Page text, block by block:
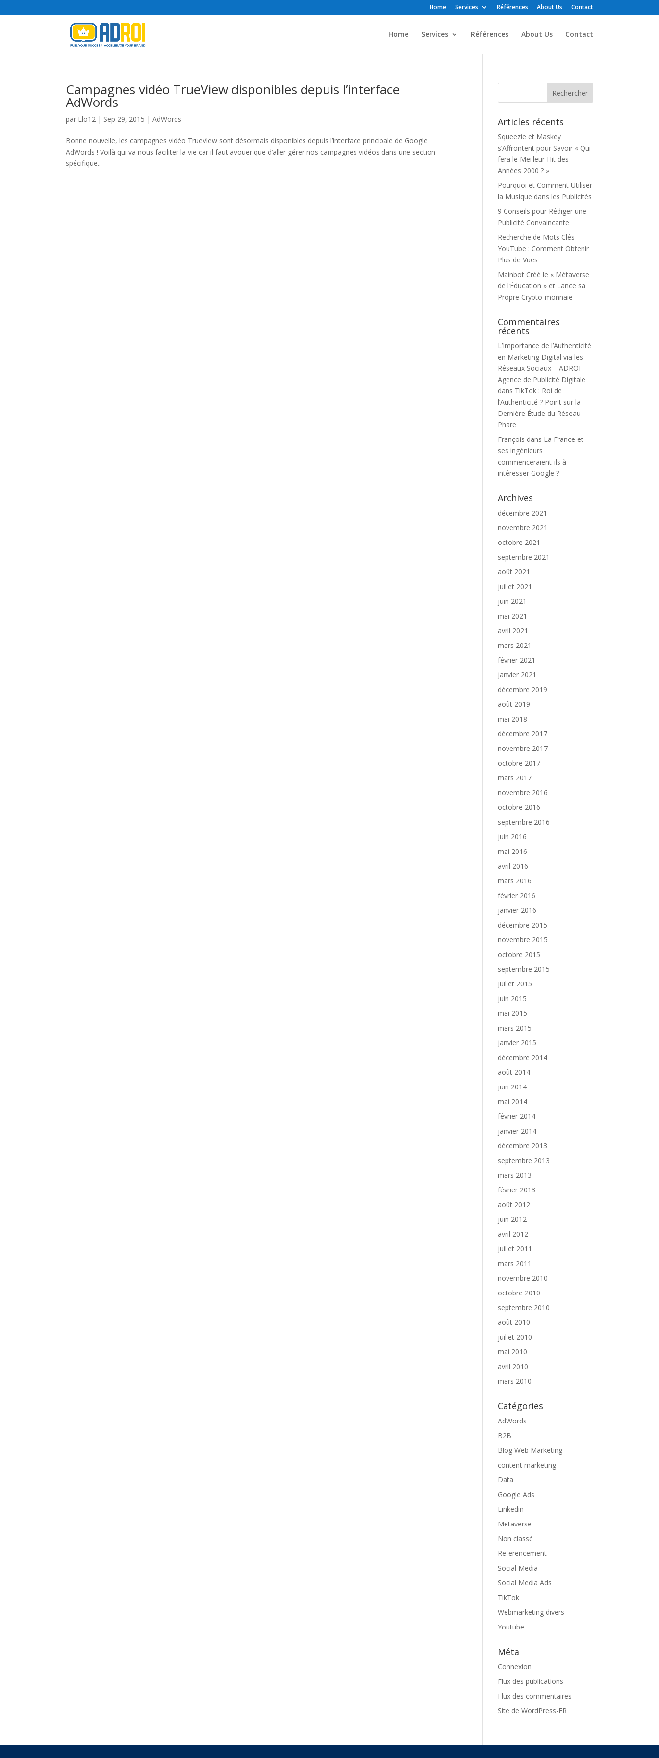
Home Services Références About Us Contact
Home Services Références About Us Contact
Campagnes vidéo TrueView disponibles depuis l’interface
AdWords
par Elo12 | Sep 29, 2015 |AdWords
Bonne nouvelle, les campagnes vidéo TrueView sont désormais disponibles depuis l’interface principale de Google
AdWords ! Voilà qui va nous faciliter la vie car il faut avouer que d’aller gérer nos campagnes vidéos dans une section
spécifique...
Articles récents
Squeezie et Maskey
s’Affrontent pour Savoir « Qui
fera le Meilleur Hit des
Années 2000 ? »
Pourquoi et Comment Utiliser
la Musique dans les Publicités
9 Conseils pour Rédiger une
Publicité Convaincante
Recherche de Mots Clés
YouTube : Comment Obtenir
Plus de Vues
Mainbot Créé le « Métaverse
de l’Éducation » et Lance sa
Propre Crypto-monnaie
Commentaires
récents
L’Importance de l’Authenticité
en Marketing Digital via les
Réseaux Sociaux – ADROI
Agence de Publicité Digitale
dans TikTok : Roi de
l’Authenticité ? Point sur la
Dernière Étude du Réseau
Phare
François dans La France et
ses ingénieurs
commenceraient-ils à
intéresser Google ?
Archives
décembre 2021
novembre 2021
octobre 2021
septembre 2021
août 2021
juillet 2021
juin 2021
mai 2021
avril 2021
mars 2021
février 2021
janvier 2021
décembre 2019
août 2019
mai 2018
décembre 2017
novembre 2017
octobre 2017
mars 2017
novembre 2016
octobre 2016
septembre 2016
juin 2016
mai 2016
avril 2016
mars 2016
février 2016
janvier 2016
décembre 2015
novembre 2015
octobre 2015
septembre 2015
juillet 2015
juin 2015
mai 2015
mars 2015
janvier 2015
décembre 2014
août 2014
juin 2014
mai 2014
février 2014
janvier 2014
décembre 2013
septembre 2013
mars 2013
février 2013
août 2012
juin 2012
avril 2012
juillet 2011
mars 2011
novembre 2010
octobre 2010
septembre 2010
août 2010
juillet 2010
mai 2010
avril 2010
mars 2010
Catégories
AdWords
B2B
Blog Web Marketing
content marketing
Data
Google Ads
Linkedin
Metaverse
Non classé
Référencement
Social Media
Social Media Ads
TikTok
Webmarketing divers
Youtube
Méta
Connexion
Flux des publications
Flux des commentaires
Site de WordPress-FR